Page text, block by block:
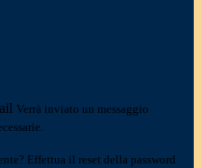
Verrà inviato un messaggio
Effettua il reset della password